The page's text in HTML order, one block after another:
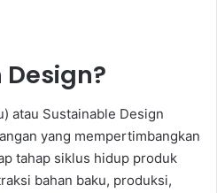
atau Sustainable Design
yang mempertimbangkan
tahap siklus hidup produk
bahan baku, produksi,